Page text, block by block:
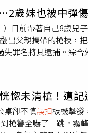
警方調查，蕭男攜帶
應小心用槍，卻不慎
。而當時蕭男為掩蓋
景，自製具有殺傷力
割器、電鑽、研磨頭
於26日23時許以蕭男
大，且還有逃亡及
歲妹也被中彈
日前帶著自己8歲兒
出父親攜帶的槍枝，
罪名將其逮捕。綜
女友，帶著8歲男童
獨自離開房間，並將
，意外擊斃1歲女童，
前已經沒有生命危險
東西離開現場，之
聲，不知道發生了什
惚未清槍！遭記
桌卻不慎誤扣板機擊發
槍響全嚇了一跳。霧